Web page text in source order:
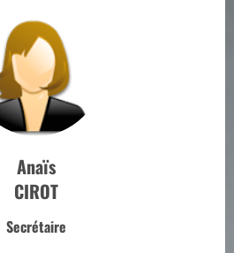
Anaïs
CIROT
Secrétaire